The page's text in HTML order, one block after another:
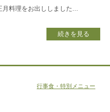
料理をお出ししました...
続きを見る
行事食・特別メニュー